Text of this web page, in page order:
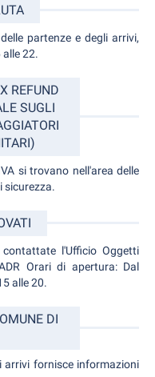
partenze e degli arrivi,
22.
REFUND
SUGLI
si trovano nell'area delle
sicurezza.
l'Ufficio Oggetti
Orari di apertura: Dal
alle 20.
DI
arrivi fornisce informazioni